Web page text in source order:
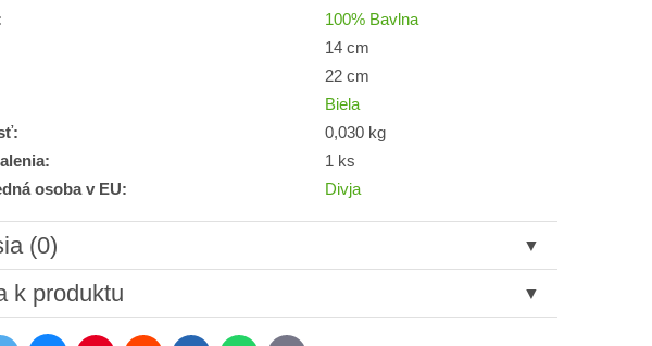
100% Bavlna
14 cm
22 cm
Biela
0,030 kg
1 ks
osoba v EU:
Divja
(0)
k produktu